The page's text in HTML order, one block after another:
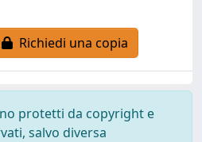
Richiedi una copia
protetti da copyright e
salvo diversa